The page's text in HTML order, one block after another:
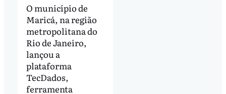
O município de
Maricá, na região
metropolitana do
Rio de Janeiro,
lançou a
plataforma
TecDados,
ferramenta